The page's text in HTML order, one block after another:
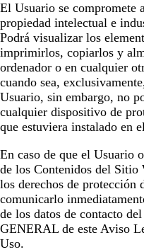
El Usuario se compromete
propiedad intelectual e
Podrá visualizar los
imprimirlos, copiarlos y
ordenador o en cualquier
cuando sea,
Usuario, sin embargo, no
cualquier dispositivo de
que estuviera instalado en
En caso de que el Usuario
de los Contenidos del Sitio
los derechos de protección
comunicarlo
de los datos de contacto
GENERAL de este Aviso
Uso.